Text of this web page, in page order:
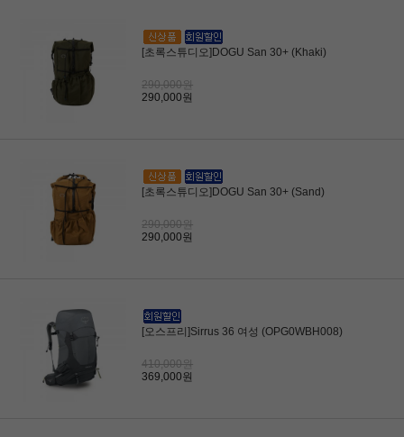
[초록스튜디오]DOGU San 30+ (Khaki)
290,000원
290,000원
[초록스튜디오]DOGU San 30+ (Sand)
290,000원
290,000원
[오스프리]Sirrus 36 여성 (OPG0WBH008)
410,000원
369,000원